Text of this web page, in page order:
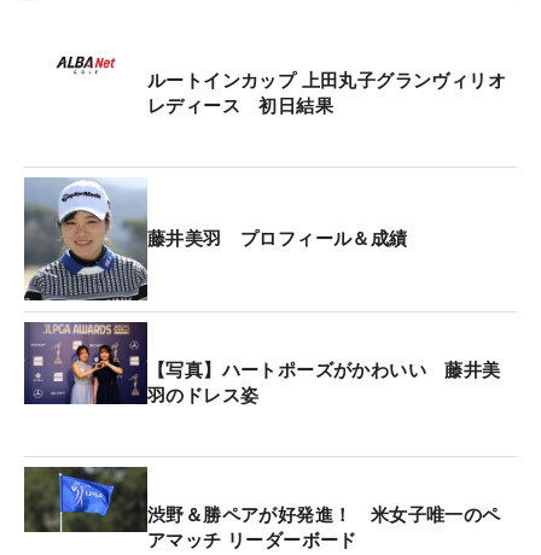
る。
ルートインカップ 上田丸子グランヴィリオ
レディース 初日結果
藤井美羽 プロフィール＆成績
【写真】ハートポーズがかわいい 藤井美
羽のドレス姿
渋野＆勝ペアが好発進！ 米女子唯一のペ
アマッチ リーダーボード